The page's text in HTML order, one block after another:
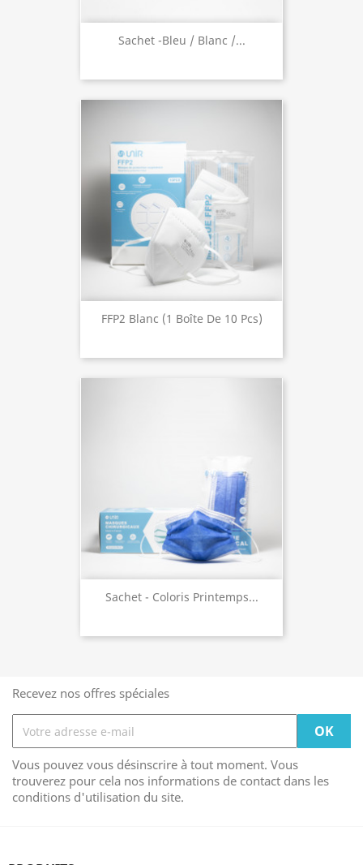
Sachet -Bleu / Blanc /...
FFP2 Blanc (1 Boîte De 10 Pcs)
Sachet - Coloris Printemps...
Recevez nos offres spéciales
Vous pouvez vous désinscrire à tout moment. Vous
trouverez pour cela nos informations de contact dans les
conditions d'utilisation du site.